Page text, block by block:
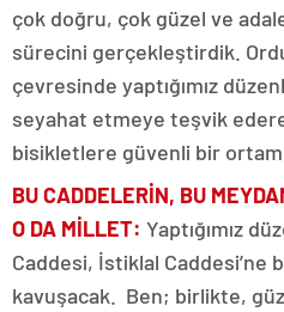
çok doğru, çok güzel ve
sürecini gerçekleştirdik.
çevresinde yaptığımız
seyahat etmeye teşvik
bisikletlere güvenli bir ortam
BU CADDELERİN, BU
O DA MİLLET: Yaptığımız
Caddesi, İstiklal Caddesi’ne
kavuşacak. Ben; birlikte,